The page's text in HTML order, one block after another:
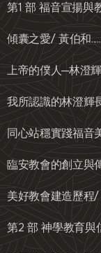
第1 部 福音宣揚與
傾囊之愛/ 黃伯和
上帝的僕人─林澄輝
我所認識的林澄輝長
同心站穩實踐福音美
臨安教會的創立與傳
美好教會建造歷程/ 林
第2 部 神學教育與